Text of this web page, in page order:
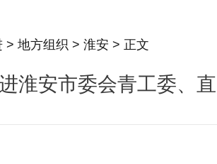
> 地方组织 > 淮安 > 正文
淮安市委会青工委、